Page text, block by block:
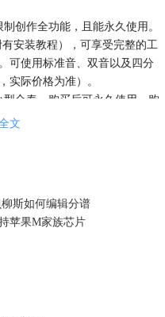
创作全功能，且能永久使用。
安装教程），可享受完整的工
可使用标准音、双音以及四分
实际价格为准）。
合奏，购买后可永久使用。购
装教程），并且最多可使用16
和双音，目前售价仅1499元（价
文
斯如何编辑分谱
苹果M家族芯片